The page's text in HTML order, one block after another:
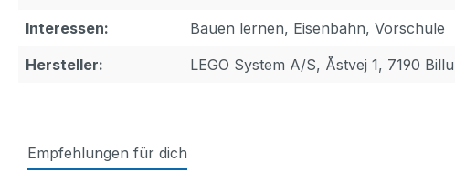
Interessen:
Bauen lernen, Eisenbahn, Vorschule
Hersteller:
LEGO System A/S, Åstvej 1, 7190
Empfehlungen für dich